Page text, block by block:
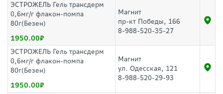
ЭСТРОЖЕЛЬ Гель трансдерм
0,6мг/г флакон-помпа
80г(Безен)
1950.00
Магнит
пр-кт Победы, 166
8-988-520-35-27
ЭСТРОЖЕЛЬ Гель трансдерм
0,6мг/г флакон-помпа
80г(Безен)
1950.00
Магнит
ул. Одесская, 121
8-988-520-29-93